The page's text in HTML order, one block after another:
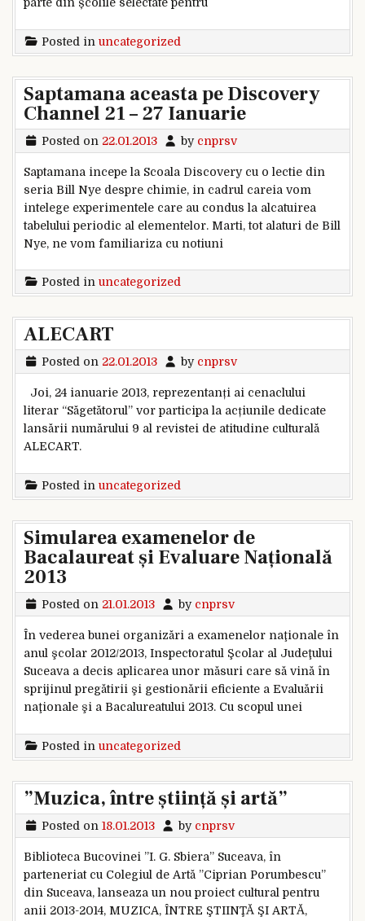
Posted in uncategorized
Saptamana aceasta pe Discovery
Channel 21 – 27 Ianuarie
Posted on 22.01.2013 by cnprsv
Saptamana incepe la Scoala Discovery cu o lectie din
seria Bill Nye despre chimie, in cadrul careia vom
intelege experimentele care au condus la alcatuirea
tabelului periodic al elementelor. Marti, tot alaturi de Bill
Nye, ne vom familiariza cu notiuni
Posted in uncategorized
ALECART
Posted on 22.01.2013 by cnprsv
Joi, 24 ianuarie 2013, reprezentanți ai cenaclului
literar “Săgetătorul” vor participa la acțiunile dedicate
lansării numărului 9 al revistei de atitudine culturală
ALECART.
Posted in uncategorized
Simularea examenelor de
Bacalaureat și Evaluare Națională
2013
Posted on 21.01.2013 by cnprsv
În vederea bunei organizări a examenelor naţionale în
anul şcolar 2012/2013, Inspectoratul Şcolar al Judeţului
Suceava a decis aplicarea unor măsuri care să vină în
sprijinul pregătirii şi gestionării eficiente a Evaluării
naţionale şi a Bacalureatului 2013. Cu scopul unei
Posted in uncategorized
”Muzica, între știință și artă”
Posted on 18.01.2013 by cnprsv
Biblioteca Bucovinei ”I. G. Sbiera” Suceava, în
parteneriat cu Colegiul de Artă ”Ciprian Porumbescu”
din Suceava, lanseaza un nou proiect cultural pentru
anii 2013-2014, MUZICA, ÎNTRE ŞTIINŢĂ ŞI ARTĂ,